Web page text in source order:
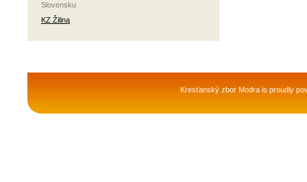
Slovensku
KZ Žilina
Kresťanský zbor Modra is proudly